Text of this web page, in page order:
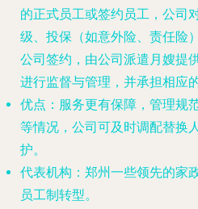
的正式员工或签约员工 ，公司
级、投保（如意外险、责任险
公司签约，由公司派遣月嫂提
进行监督与管理，并承担相应
优点 ：服务更有保障，管理规
等情况，公司可及时调配替换
护。
代表机构 ：郑州一些领先的家
员工制转型。